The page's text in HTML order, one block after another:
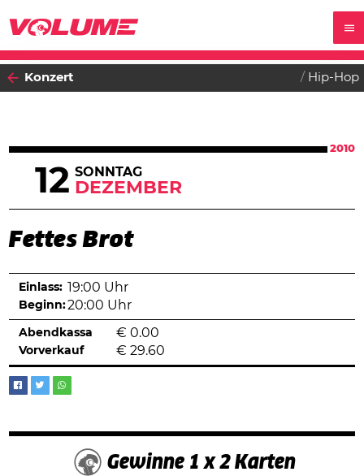
Konzert Hip-Hop
2010
12 SONNTAG
DEZEMBER
Fettes Brot
Einlass: 19:00 Uhr
Beginn:20:00 Uhr
Abendkassa € 0.00
Vorverkauf € 29.60
Gewinne 1 x 2 Karten